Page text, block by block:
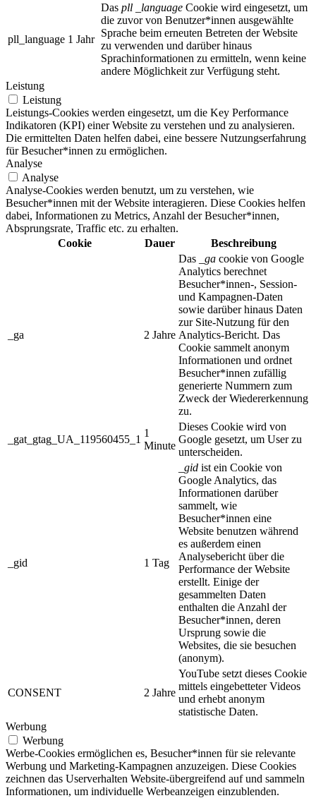
pll_language 1 Jahr
Das pll _language Cookie wird eingesetzt, um
die zuvor von Benutzer*innen ausgewählte
Sprache beim erneuten Betreten der Website
zu verwenden und darüber hinaus
Sprachinformationen zu ermitteln, wenn keine
andere Möglichkeit zur Verfügung steht.
Leistung
Leistung
Leistungs-Cookies werden eingesetzt, um die Key Performance
Indikatoren (KPI) einer Website zu verstehen und zu analysieren.
Die ermittelten Daten helfen dabei, eine bessere Nutzungserfahrung
für Besucher*innen zu ermöglichen.
Analyse
Analyse
Analyse-Cookies werden benutzt, um zu verstehen, wie
Besucher*innen mit der Website interagieren. Diese Cookies helfen
dabei, Informationen zu Metrics, Anzahl der Besucher*innen,
Absprungsrate, Traffic etc. zu erhalten.
Cookie
Dauer Beschreibung
_ga 2 Jahre
Das _ga cookie von Google
Analytics berechnet
Besucher*innen-, Session-
und Kampagnen-Daten
sowie darüber hinaus Daten
zur Site-Nutzung für den
Analytics-Bericht. Das
Cookie sammelt anonym
Informationen und ordnet
Besucher*innen zufällig
generierte Nummern zum
Zweck der Wiedererkennung
zu.
_gat_gtag_UA_119560455_1
1
Minute
Dieses Cookie wird von
Google gesetzt, um User zu
unterscheiden.
_gid 1 Tag
_gid ist ein Cookie von
Google Analytics, das
Informationen darüber
sammelt, wie
Besucher*innen eine
Website benutzen während
es außerdem einen
Analysebericht über die
Performance der Website
erstellt. Einige der
gesammelten Daten
enthalten die Anzahl der
Besucher*innen, deren
Ursprung sowie die
Websites, die sie besuchen
(anonym).
CONSENT 2 Jahre
YouTube setzt dieses Cookie
mittels eingebetteter Videos
und erhebt anonym
statistische Daten.
Werbung
Werbung
Werbe-Cookies ermöglichen es, Besucher*innen für sie relevante
Werbung und Marketing-Kampagnen anzuzeigen. Diese Cookies
zeichnen das Userverhalten Website-übergreifend auf und sammeln
Informationen, um individuelle Werbeanzeigen einzublenden.